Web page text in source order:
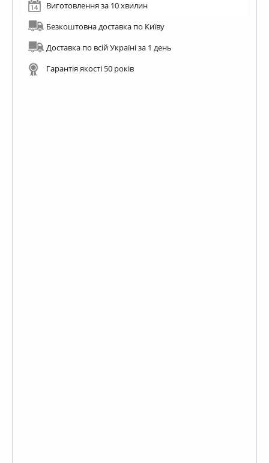
Виготовлення за 10 хвилин
Безкоштовна доставка по Київу
Доставка по всій Україні за 1 день
Гарантія якості 50 років